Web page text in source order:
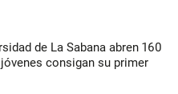
de La Sabana abren 160
consigan su primer